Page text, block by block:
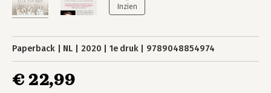
Paperback NL 2020 1e druk 9789048854974
€ 22,99